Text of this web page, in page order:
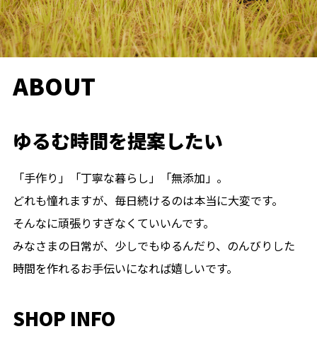
ABOUT
ゆるむ時間を提案したい
「手作り」「丁寧な暮らし」「無添加」。
どれも憧れますが、毎日続けるのは本当に大変です。
そんなに頑張りすぎなくていいんです。
みなさまの日常が、少しでもゆるんだり、のんびりした
時間を作れるお手伝いになれば嬉しいです。
SHOP INFO